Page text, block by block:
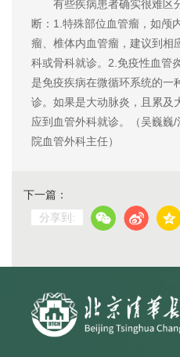
有些疾病患者确实很难区
断：1.特殊部位血管瘤，如颅
瘤、椎体内血管瘤，建议到相
科或骨科就诊。2.免疫性血管
是免疫疾病在微循环系统的一
诊。如果是大动脉炎，且累及
应到血管外科就诊。（吴巍巍
院血管外科主任）
下一篇：
分享到: